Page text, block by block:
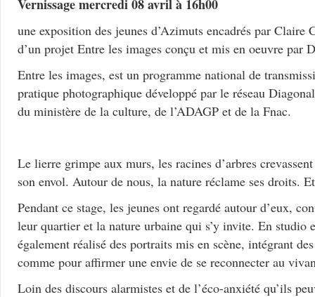
Vernissage mercredi 08 avril à 16h00
une exposition des jeunes d’Azimuts encadrés par Claire
d’un projet Entre les images conçu et mis en oeuvre par
Entre les images, est un programme national de
pratique photographique développé par le réseau
du ministère de la culture, de l’ADAGP et de la Fnac.
Le lierre grimpe aux murs, les racines d’arbres
son envol. Autour de nous, la nature réclame ses droits.
Pendant ce stage, les jeunes ont regardé autour d’eux,
leur quartier et la nature urbaine qui s’y invite. En studio
également réalisé des portraits mis en scène, intégrant
comme pour affirmer une envie de se reconnecter au
Loin des discours alarmistes et de l’éco-anxiété qu’ils